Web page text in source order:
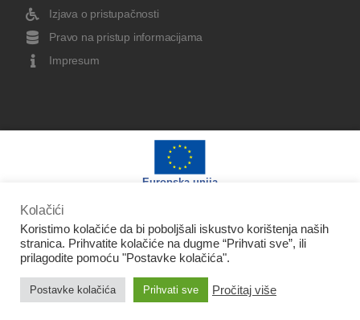
Izjava o pristupačnosti
Pravo na pristup informacijama
Impresum
Europska unija
Europskog fonda za regionalni razvoj.
Kolačići
Koristimo kolačiće da bi poboljšali iskustvo korištenja naših
stranica. Prihvatite kolačiće na dugme “Prihvati sve”, ili
prilagodite pomoću "Postavke kolačića".
Postavke kolačića Prihvati sve Pročitaj više